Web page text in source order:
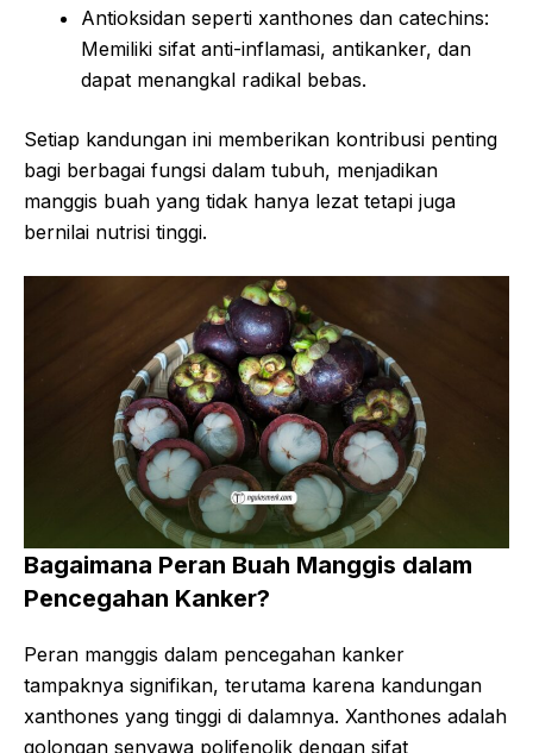
Antioksidan seperti xanthones dan catechins:
Memiliki sifat anti-inflamasi, antikanker, dan
dapat menangkal radikal bebas.
Setiap kandungan ini memberikan kontribusi penting
bagi berbagai fungsi dalam tubuh, menjadikan
manggis buah yang tidak hanya lezat tetapi juga
bernilai nutrisi tinggi.
Bagaimana Peran Buah Manggis dalam
Pencegahan Kanker?
Peran manggis dalam pencegahan kanker
tampaknya signifikan, terutama karena kandungan
xanthones yang tinggi di dalamnya. Xanthones adalah
golongan senyawa polifenolik dengan sifat